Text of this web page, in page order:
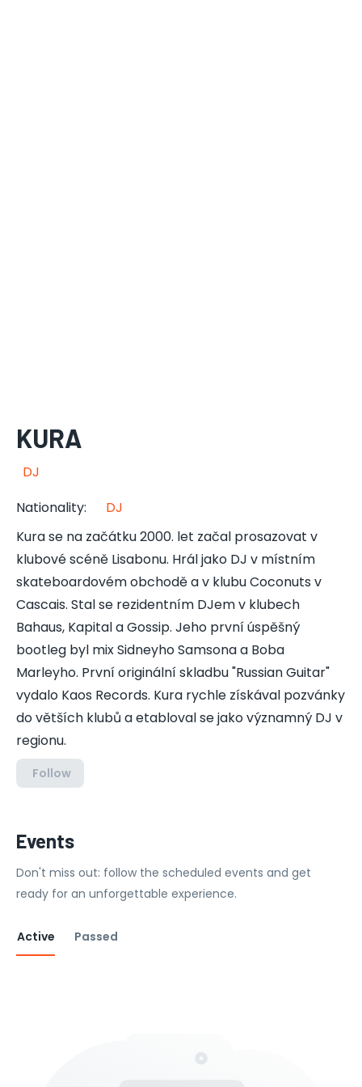
KURA
DJ
Nationality:
DJ
Kura se na začátku 2000. let začal prosazovat v
klubové scéně Lisabonu. Hrál jako DJ v místním
skateboardovém obchodě a v klubu Coconuts v
Cascais. Stal se rezidentním DJem v klubech
Bahaus, Kapital a Gossip. Jeho první úspěšný
bootleg byl mix Sidneyho Samsona a Boba
Marleyho. První originální skladbu "Russian Guitar"
vydalo Kaos Records. Kura rychle získával pozvánky
do větších klubů a etabloval se jako významný DJ v
regionu.
Follow
Events
Don't miss out: follow the scheduled events and get
ready for an unforgettable experience.
Active Passed